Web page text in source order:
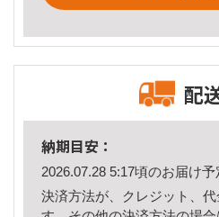
配
納期目安：
2026.07.28 5:17頃のお届け予
決済方法が、クレジット、